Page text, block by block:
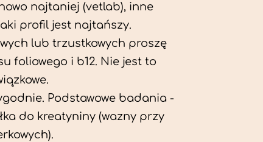
najtaniej (vetlab), inne
profil jest najtańszy.
lub trzustkowych proszę
foliowego i b12. Nie jest to
Podstawowe badania -
do kreatyniny (wazny przy